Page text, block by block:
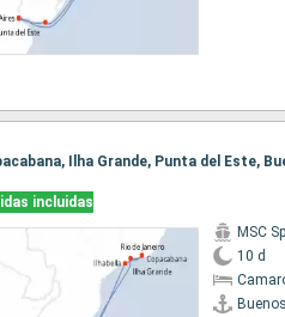
Ilha Grande, Punta del Este,
incluidas
MSC
10 d